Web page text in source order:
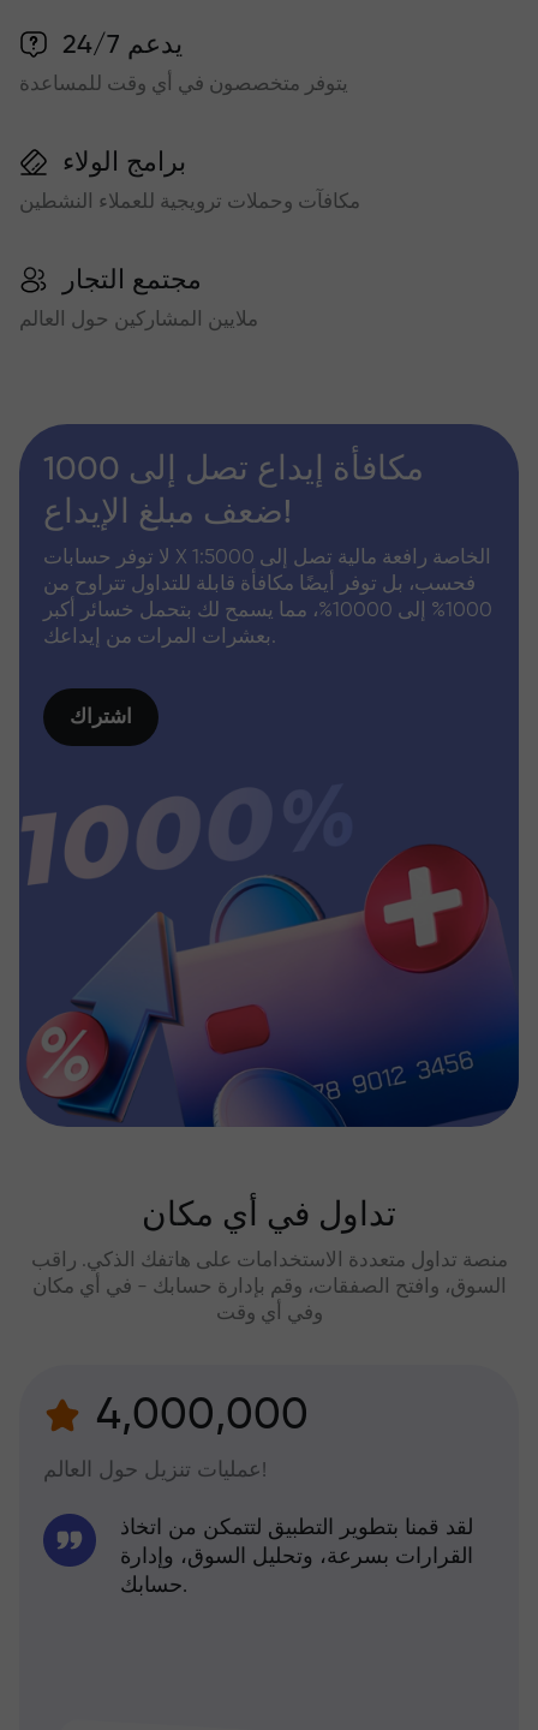
يدعم 24/7
يتوفر متخصصون في أي وقت للمساعدة
برامج الولاء
مكافآت وحملات ترويجية للعملاء النشطين
مجتمع التجار
ملايين المشاركين حول العالم
مكافأة إيداع تصل إلى 1000
ضعف مبلغ الإيداع!
لا توفر حسابات X الخاصة رافعة مالية تصل إلى 1:5000
فحسب، بل توفر أيضًا مكافأة قابلة للتداول تتراوح من
1000% إلى 10000%، مما يسمح لك بتحمل خسائر أكبر
بعشرات المرات من إيداعك.
اشتراك
تداول في أي مكان
منصة تداول متعددة الاستخدامات على هاتفك الذكي. راقب
السوق، وافتح الصفقات، وقم بإدارة حسابك - في أي مكان
وفي أي وقت
4,000,000
عمليات تنزيل حول العالم!
لقد قمنا بتطوير التطبيق لتتمكن من اتخاذ
القرارات بسرعة، وتحليل السوق، وإدارة
حسابك.